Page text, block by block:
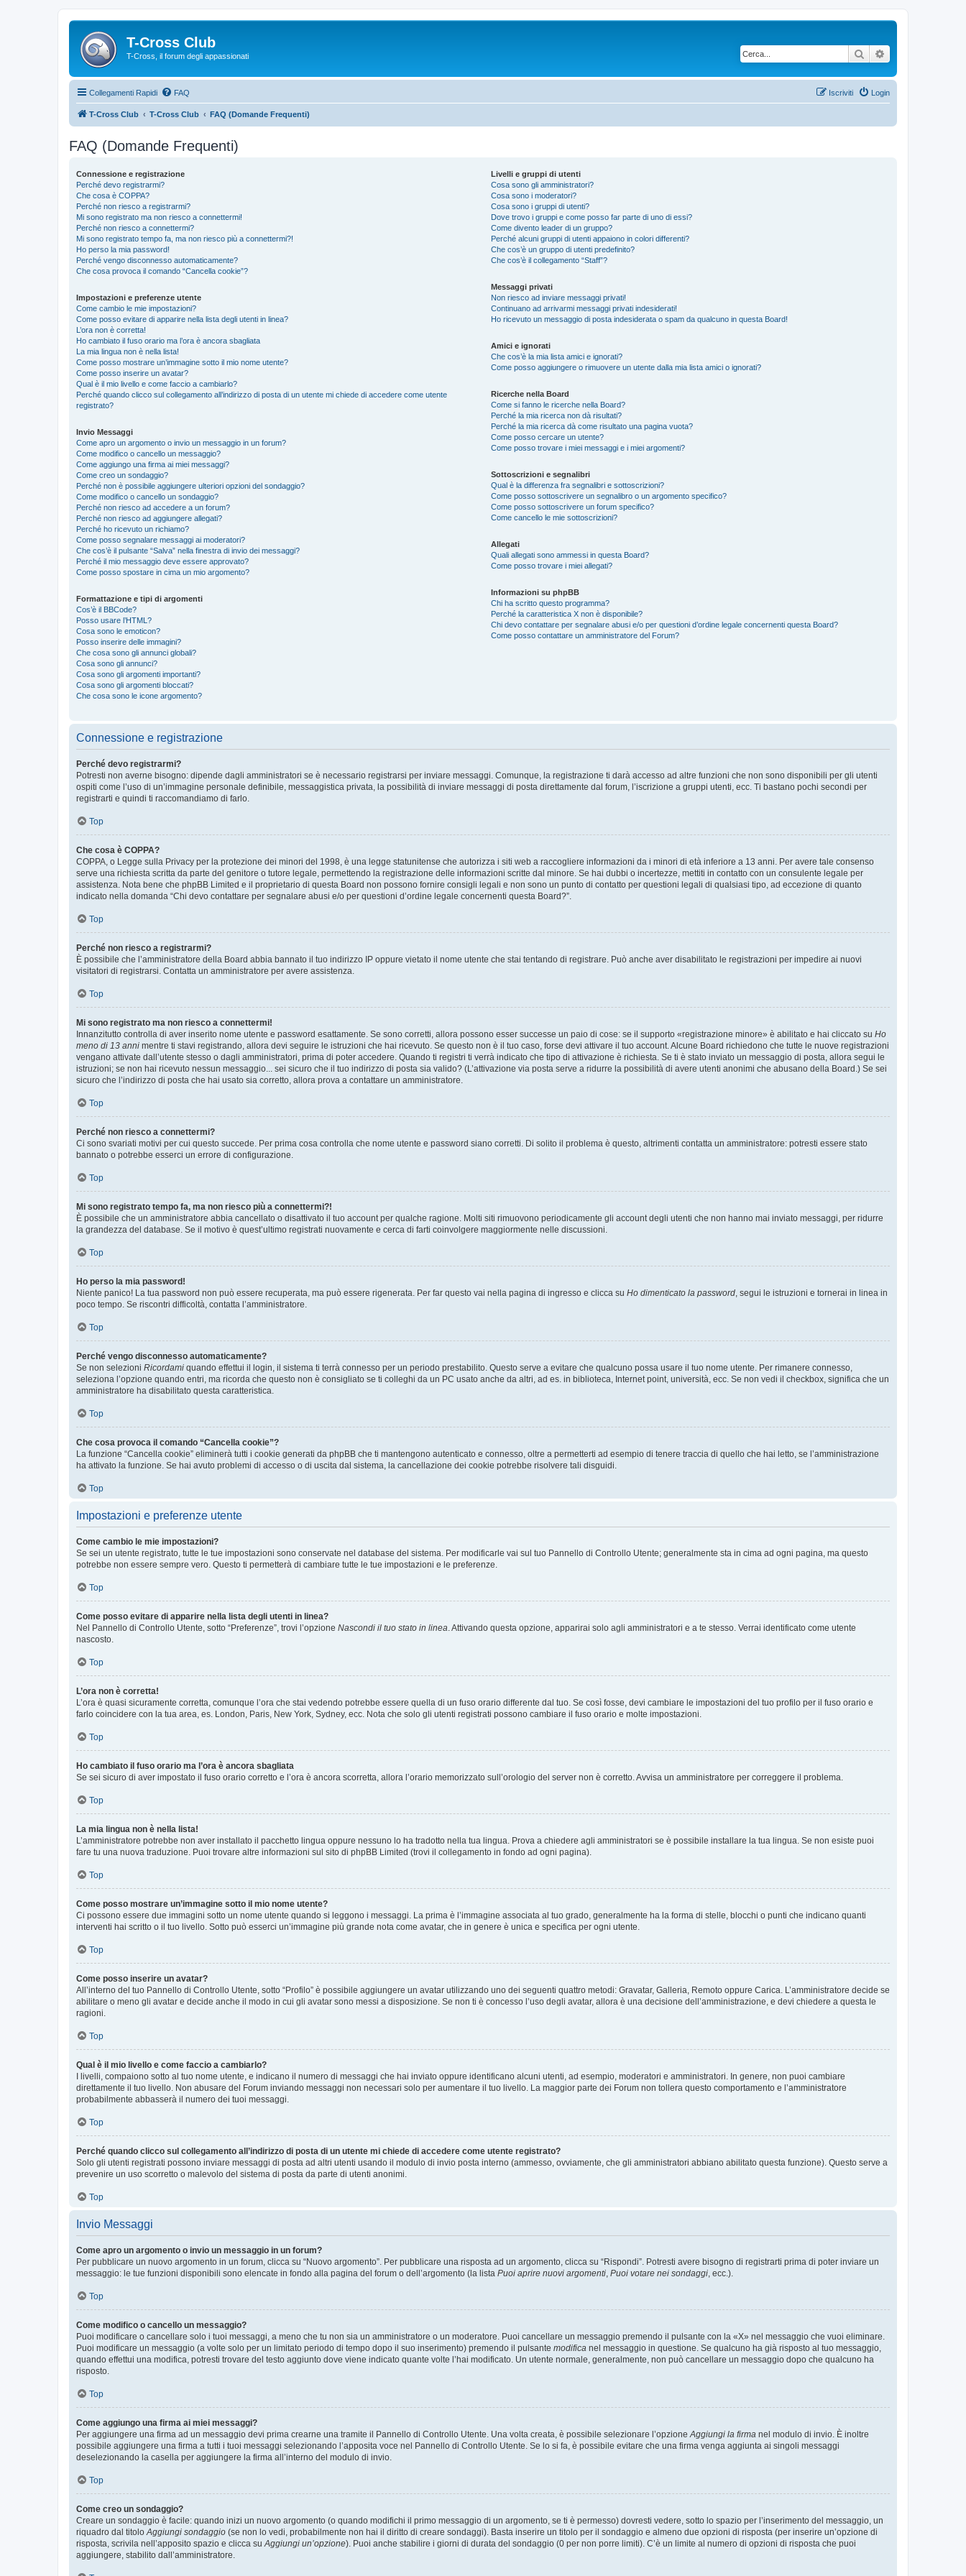
T-Cross Club
T-Cross, il forum degli appassionati Cerca
Collegamenti Rapidi FAQ Login
Iscriviti
T-Cross Club T-Cross Club FAQ (Domande Frequenti)
FAQ (Domande Frequenti)
Connessione e registrazione
Perché devo registrarmi?
Che cosa è COPPA?
Perché non riesco a registrarmi?
Mi sono registrato ma non riesco a connettermi!
Perché non riesco a connettermi?
Mi sono registrato tempo fa, ma non riesco più a connettermi?!
Ho perso la mia password!
Perché vengo disconnesso automaticamente?
Che cosa provoca il comando “Cancella cookie”?
Impostazioni e preferenze utente
Come cambio le mie impostazioni?
Come posso evitare di apparire nella lista degli utenti in linea?
L’ora non è corretta!
Ho cambiato il fuso orario ma l’ora è ancora sbagliata
La mia lingua non è nella lista!
Come posso mostrare un’immagine sotto il mio nome utente?
Come posso inserire un avatar?
Qual è il mio livello e come faccio a cambiarlo?
Perché quando clicco sul collegamento all’indirizzo di posta di un utente mi chiede di accedere come utente
registrato?
Invio Messaggi
Come apro un argomento o invio un messaggio in un forum?
Come modifico o cancello un messaggio?
Come aggiungo una firma ai miei messaggi?
Come creo un sondaggio?
Perché non è possibile aggiungere ulteriori opzioni del sondaggio?
Come modifico o cancello un sondaggio?
Perché non riesco ad accedere a un forum?
Perché non riesco ad aggiungere allegati?
Perché ho ricevuto un richiamo?
Come posso segnalare messaggi ai moderatori?
Che cos’è il pulsante “Salva” nella finestra di invio dei messaggi?
Perché il mio messaggio deve essere approvato?
Come posso spostare in cima un mio argomento?
Formattazione e tipi di argomenti
Cos’è il BBCode?
Posso usare l’HTML?
Cosa sono le emoticon?
Posso inserire delle immagini?
Che cosa sono gli annunci globali?
Cosa sono gli annunci?
Cosa sono gli argomenti importanti?
Cosa sono gli argomenti bloccati?
Che cosa sono le icone argomento?
Livelli e gruppi di utenti
Cosa sono gli amministratori?
Cosa sono i moderatori?
Cosa sono i gruppi di utenti?
Dove trovo i gruppi e come posso far parte di uno di essi?
Come divento leader di un gruppo?
Perché alcuni gruppi di utenti appaiono in colori differenti?
Che cos’è un gruppo di utenti predefinito?
Che cos’è il collegamento “Staff”?
Messaggi privati
Non riesco ad inviare messaggi privati!
Continuano ad arrivarmi messaggi privati indesiderati!
Ho ricevuto un messaggio di posta indesiderata o spam da qualcuno in questa Board!
Amici e ignorati
Che cos’è la mia lista amici e ignorati?
Come posso aggiungere o rimuovere un utente dalla mia lista amici o ignorati?
Ricerche nella Board
Come si fanno le ricerche nella Board?
Perché la mia ricerca non dà risultati?
Perché la mia ricerca dà come risultato una pagina vuota?
Come posso cercare un utente?
Come posso trovare i miei messaggi e i miei argomenti?
Sottoscrizioni e segnalibri
Qual è la differenza fra segnalibri e sottoscrizioni?
Come posso sottoscrivere un segnalibro o un argomento specifico?
Come posso sottoscrivere un forum specifico?
Come cancello le mie sottoscrizioni?
Allegati
Quali allegati sono ammessi in questa Board?
Come posso trovare i miei allegati?
Informazioni su phpBB
Chi ha scritto questo programma?
Perché la caratteristica X non è disponibile?
Chi devo contattare per segnalare abusi e/o per questioni d’ordine legale concernenti questa Board?
Come posso contattare un amministratore del Forum?
Connessione e registrazione
Perché devo registrarmi?
Potresti non averne bisogno: dipende dagli amministratori se è necessario registrarsi per inviare messaggi. Comunque, la registrazione ti darà accesso ad altre funzioni che non sono disponibili per gli utenti
ospiti come l’uso di un’immagine personale definibile, messaggistica privata, la possibilità di inviare messaggi di posta direttamente dal forum, l’iscrizione a gruppi utenti, ecc. Ti bastano pochi secondi per
registrarti e quindi ti raccomandiamo di farlo.
Top
Che cosa è COPPA?
COPPA, o Legge sulla Privacy per la protezione dei minori del 1998, è una legge statunitense che autorizza i siti web a raccogliere informazioni da i minori di età inferiore a 13 anni. Per avere tale consenso
serve una richiesta scritta da parte del genitore o tutore legale, permettendo la registrazione delle informazioni scritte dal minore. Se hai dubbi o incertezze, mettiti in contatto con un consulente legale per
assistenza. Nota bene che phpBB Limited e il proprietario di questa Board non possono fornire consigli legali e non sono un punto di contatto per questioni legali di qualsiasi tipo, ad eccezione di quanto
indicato nella domanda “Chi devo contattare per segnalare abusi e/o per questioni d’ordine legale concernenti questa Board?”.
Top
Perché non riesco a registrarmi?
È possibile che l’amministratore della Board abbia bannato il tuo indirizzo IP oppure vietato il nome utente che stai tentando di registrare. Può anche aver disabilitato le registrazioni per impedire ai nuovi
visitatori di registrarsi. Contatta un amministratore per avere assistenza.
Top
Mi sono registrato ma non riesco a connettermi!
Innanzitutto controlla di aver inserito nome utente e password esattamente. Se sono corretti, allora possono esser successe un paio di cose: se il supporto «registrazione minore» è abilitato e hai cliccato su Ho
meno di 13 anni mentre ti stavi registrando, allora devi seguire le istruzioni che hai ricevuto. Se questo non è il tuo caso, forse devi attivare il tuo account. Alcune Board richiedono che tutte le nuove registrazioni
vengano attivate dall’utente stesso o dagli amministratori, prima di poter accedere. Quando ti registri ti verrà indicato che tipo di attivazione è richiesta. Se ti è stato inviato un messaggio di posta, allora segui le
istruzioni; se non hai ricevuto nessun messaggio... sei sicuro che il tuo indirizzo di posta sia valido? (L’attivazione via posta serve a ridurre la possibilità di avere utenti anonimi che abusano della Board.) Se sei
sicuro che l’indirizzo di posta che hai usato sia corretto, allora prova a contattare un amministratore.
Top
Perché non riesco a connettermi?
Ci sono svariati motivi per cui questo succede. Per prima cosa controlla che nome utente e password siano corretti. Di solito il problema è questo, altrimenti contatta un amministratore: potresti essere stato
bannato o potrebbe esserci un errore di configurazione.
Top
Mi sono registrato tempo fa, ma non riesco più a connettermi?!
È possibile che un amministratore abbia cancellato o disattivato il tuo account per qualche ragione. Molti siti rimuovono periodicamente gli account degli utenti che non hanno mai inviato messaggi, per ridurre
la grandezza del database. Se il motivo è quest’ultimo registrati nuovamente e cerca di farti coinvolgere maggiormente nelle discussioni.
Top
Ho perso la mia password!
Niente panico! La tua password non può essere recuperata, ma può essere rigenerata. Per far questo vai nella pagina di ingresso e clicca su Ho dimenticato la password , segui le istruzioni e tornerai in linea in
poco tempo. Se riscontri difficoltà, contatta l’amministratore.
Top
Perché vengo disconnesso automaticamente?
Se non selezioni Ricordami quando effettui il login, il sistema ti terrà connesso per un periodo prestabilito. Questo serve a evitare che qualcuno possa usare il tuo nome utente. Per rimanere connesso,
seleziona l’opzione quando entri, ma ricorda che questo non è consigliato se ti colleghi da un PC usato anche da altri, ad es. in biblioteca, Internet point, università, ecc. Se non vedi il checkbox, significa che un
amministratore ha disabilitato questa caratteristica.
Top
Che cosa provoca il comando “Cancella cookie”?
La funzione “Cancella cookie” eliminerà tutti i cookie generati da phpBB che ti mantengono autenticato e connesso, oltre a permetterti ad esempio di tenere traccia di quello che hai letto, se l’amministrazione
ha attivato la funzione. Se hai avuto problemi di accesso o di uscita dal sistema, la cancellazione dei cookie potrebbe risolvere tali disguidi.
Top
Impostazioni e preferenze utente
Come cambio le mie impostazioni?
Se sei un utente registrato, tutte le tue impostazioni sono conservate nel database del sistema. Per modificarle vai sul tuo Pannello di Controllo Utente; generalmente sta in cima ad ogni pagina, ma questo
potrebbe non essere sempre vero. Questo ti permetterà di cambiare tutte le tue impostazioni e le preferenze.
Top
Come posso evitare di apparire nella lista degli utenti in linea?
Nel Pannello di Controllo Utente, sotto “Preferenze”, trovi l’opzione Nascondi il tuo stato in linea . Attivando questa opzione, apparirai solo agli amministratori e a te stesso. Verrai identificato come utente
nascosto.
Top
L’ora non è corretta!
L’ora è quasi sicuramente corretta, comunque l’ora che stai vedendo potrebbe essere quella di un fuso orario differente dal tuo. Se così fosse, devi cambiare le impostazioni del tuo profilo per il fuso orario e
farlo coincidere con la tua area, es. London, Paris, New York, Sydney, ecc. Nota che solo gli utenti registrati possono cambiare il fuso orario e molte impostazioni.
Top
Ho cambiato il fuso orario ma l’ora è ancora sbagliata
Se sei sicuro di aver impostato il fuso orario corretto e l’ora è ancora scorretta, allora l’orario memorizzato sull’orologio del server non è corretto. Avvisa un amministratore per correggere il problema.
Top
La mia lingua non è nella lista!
L’amministratore potrebbe non aver installato il pacchetto lingua oppure nessuno lo ha tradotto nella tua lingua. Prova a chiedere agli amministratori se è possibile installare la tua lingua. Se non esiste puoi
fare tu una nuova traduzione. Puoi trovare altre informazioni sul sito di phpBB Limited (trovi il collegamento in fondo ad ogni pagina).
Top
Come posso mostrare un’immagine sotto il mio nome utente?
Ci possono essere due immagini sotto un nome utente quando si leggono i messaggi. La prima è l’immagine associata al tuo grado, generalmente ha la forma di stelle, blocchi o punti che indicano quanti
interventi hai scritto o il tuo livello. Sotto può esserci un’immagine più grande nota come avatar, che in genere è unica e specifica per ogni utente.
Top
Come posso inserire un avatar?
All’interno del tuo Pannello di Controllo Utente, sotto “Profilo” è possibile aggiungere un avatar utilizzando uno dei seguenti quattro metodi: Gravatar, Galleria, Remoto oppure Carica. L’amministratore decide se
abilitare o meno gli avatar e decide anche il modo in cui gli avatar sono messi a disposizione. Se non ti è concesso l’uso degli avatar, allora è una decisione dell’amministrazione, e devi chiedere a questa le
ragioni.
Top
Qual è il mio livello e come faccio a cambiarlo?
I livelli, compaiono sotto al tuo nome utente, e indicano il numero di messaggi che hai inviato oppure identificano alcuni utenti, ad esempio, moderatori e amministratori. In genere, non puoi cambiare
direttamente il tuo livello. Non abusare del Forum inviando messaggi non necessari solo per aumentare il tuo livello. La maggior parte dei Forum non tollera questo comportamento e l’amministratore
probabilmente abbasserà il numero dei tuoi messaggi.
Top
Perché quando clicco sul collegamento all’indirizzo di posta di un utente mi chiede di accedere come utente registrato?
Solo gli utenti registrati possono inviare messaggi di posta ad altri utenti usando il modulo di invio posta interno (ammesso, ovviamente, che gli amministratori abbiano abilitato questa funzione). Questo serve a
prevenire un uso scorretto o malevolo del sistema di posta da parte di utenti anonimi.
Top
Invio Messaggi
Come apro un argomento o invio un messaggio in un forum?
Per pubblicare un nuovo argomento in un forum, clicca su “Nuovo argomento”. Per pubblicare una risposta ad un argomento, clicca su “Rispondi”. Potresti avere bisogno di registrarti prima di poter inviare un
messaggio: le tue funzioni disponibili sono elencate in fondo alla pagina del forum o dell’argomento (la lista Puoi aprire nuovi argomenti Puoi votare nei sondaggi , ecc.).
Top
Come modifico o cancello un messaggio?
Puoi modificare o cancellare solo i tuoi messaggi, a meno che tu non sia un amministratore o un moderatore. Puoi cancellare un messaggio premendo il pulsante con la «X» nel messaggio che vuoi eliminare.
Puoi modificare un messaggio (a volte solo per un limitato periodo di tempo dopo il suo inserimento) premendo il pulsante modifica nel messaggio in questione. Se qualcuno ha già risposto al tuo messaggio,
quando effettui una modifica, potresti trovare del testo aggiunto dove viene indicato quante volte l’hai modificato. Un utente normale, generalmente, non può cancellare un messaggio dopo che qualcuno ha
risposto.
Top
Come aggiungo una firma ai miei messaggi?
Per aggiungere una firma ad un messaggio devi prima crearne una tramite il Pannello di Controllo Utente. Una volta creata, è possibile selezionare l’opzione Aggiungi la firma nel modulo di invio. È inoltre
possibile aggiungere una firma a tutti i tuoi messaggi selezionando l’apposita voce nel Pannello di Controllo Utente. Se lo si fa, è possibile evitare che una firma venga aggiunta ai singoli messaggi
deselezionando la casella per aggiungere la firma all’interno del modulo di invio.
Top
Come creo un sondaggio?
Creare un sondaggio è facile: quando inizi un nuovo argomento (o quando modifichi il primo messaggio di un argomento, se ti è permesso) dovresti vedere, sotto lo spazio per l’inserimento del messaggio, un
riquadro dal titolo Aggiungi sondaggio (se non lo vedi, probabilmente non hai il diritto di creare sondaggi). Basta inserire un titolo per il sondaggio e almeno due opzioni di risposta (per inserire un’opzione di
risposta, scrivila nell’apposito spazio e clicca su Aggiungi un’opzione). Puoi anche stabilire i giorni di durata del sondaggio (0 per non porre limiti). C’è un limite al numero di opzioni di risposta che puoi
aggiungere, stabilito dall’amministratore.